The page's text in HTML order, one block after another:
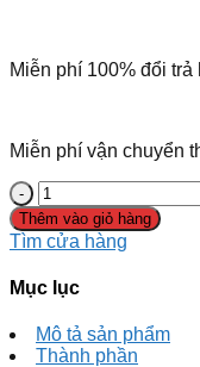
Miễn phí 100% đổi trả
Miễn phí vận chuyển
Thêm vào giỏ hàng
Tìm cửa hàng
Mục lục
Mô tả sản phẩm
Thành phần